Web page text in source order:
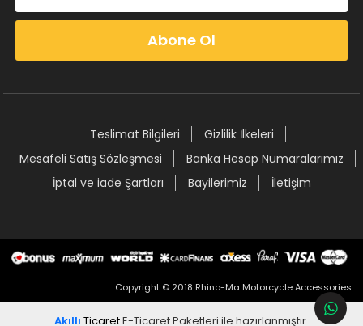
Abone Ol
Teslimat Bilgileri
Gizlilik İlkeleri
Mesafeli Satış Sözleşmesi
Banka Hesap Numaralarımız
İptal ve iade Şartları
Bayilerimiz İletişim
Copyright © 2018 Rhino-Ma Motorcycle Accessories
Akıllı TicaretE-Ticaret Paketleri ile hazırlanmıştır.